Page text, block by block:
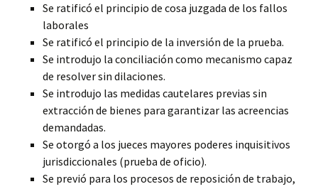
Se ratificó el principio de cosa juzgada de los fallos
laborales
Se ratificó el principio de la inversión de la prueba.
Se introdujo la conciliación como mecanismo capaz
de resolver sin dilaciones.
Se introdujo las medidas cautelares previas sin
extracción de bienes para garantizar las acreencias
demandadas.
Se otorgó a los jueces mayores poderes inquisitivos
jurisdiccionales (prueba de oficio).
Se previó para los procesos de reposición de trabajo,